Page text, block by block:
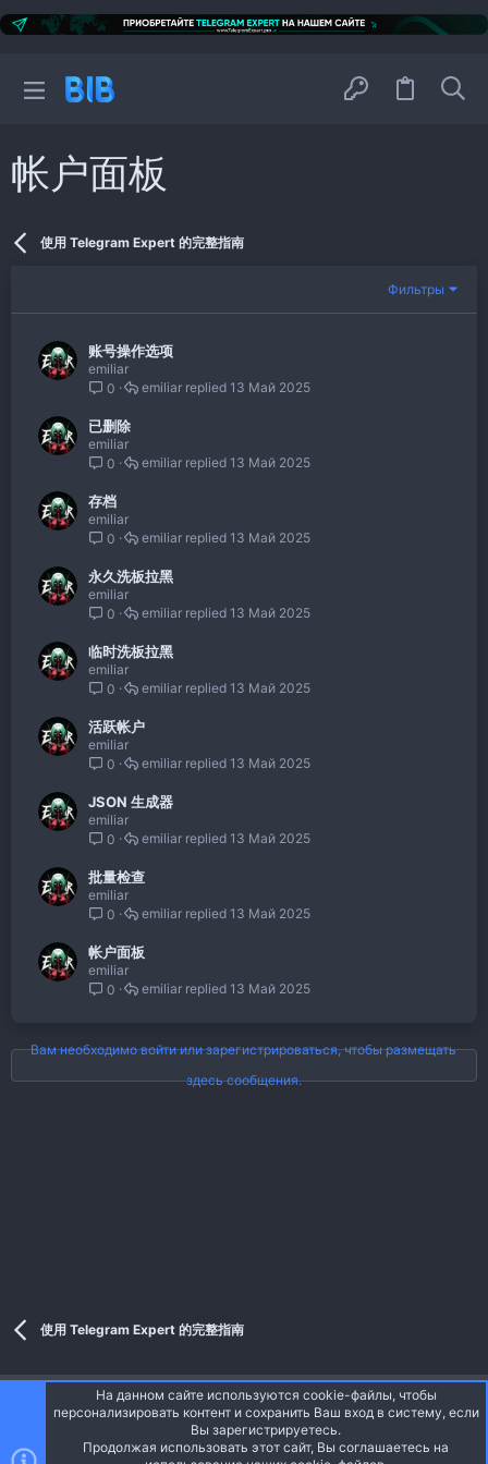
帐户面板
使用 Telegram Expert 的完整指南
Фильтры
账号操作选项
emiliar
0
13 Май 2025
emiliar
已删除
emiliar
0
13 Май 2025
emiliar
存档
emiliar
0
13 Май 2025
emiliar
永久洗板拉黑
emiliar
0
13 Май 2025
emiliar
临时洗板拉黑
emiliar
0
13 Май 2025
emiliar
活跃帐户
emiliar
0
13 Май 2025
emiliar
JSON 生成器
emiliar
0
13 Май 2025
emiliar
批量检查
emiliar
0
13 Май 2025
emiliar
帐户面板
emiliar
0
13 Май 2025
emiliar
Вам необходимо войти или зарегистрироваться, чтобы размещать
здесь сообщения.
使用 Telegram Expert 的完整指南
Style and add-ons by ThemeHouse
Перевод от Jumuro ®
Запросы 14 Время 0.0393s
3.33MB
На данном сайте используются cookie-файлы, чтобы
персонализировать контент и сохранить Ваш вход в систему, если
Вы зарегистрируетесь.
Продолжая использовать этот сайт, Вы соглашаетесь на